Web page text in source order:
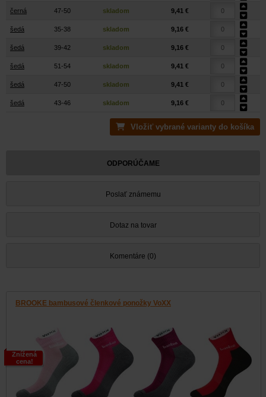
černá 47-50 skladom 9,41 €
šedá 35-38 skladom 9,16 €
šedá 39-42 skladom 9,16 €
šedá 51-54 skladom 9,41 €
šedá 47-50 skladom 9,41 €
šedá 43-46 skladom 9,16 €
Vložiť vybrané varianty do košíka
ODPORÚČAME
Poslať známemu
Dotaz na tovar
Komentáre (0)
BROOKE bambusové členkové ponožky VoXX
Znížená
cena!